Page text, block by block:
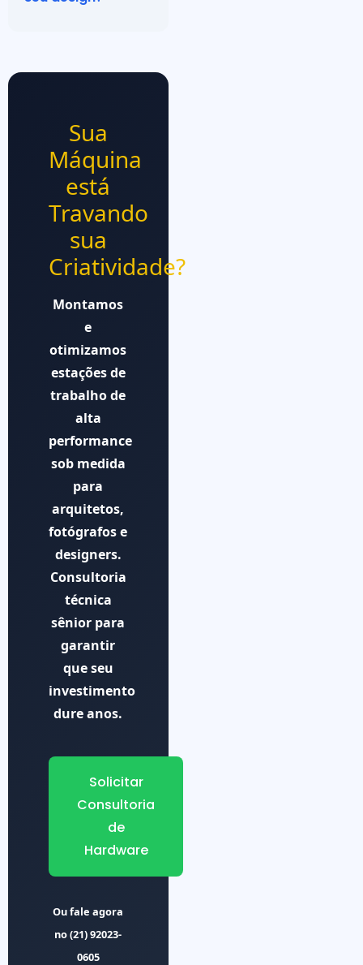
Sua
Máquina
está
Travando
sua
Criatividade?
Montamos
e
otimizamos
estações de
trabalho de
alta
performance
sob medida
para
arquitetos,
fotógrafos e
designers.
Consultoria
técnica
sênior para
garantir
que seu
investimento
dure anos.
Solicitar
Consultoria
de
Hardware
Ou fale agora
no(21) 92023-
0605